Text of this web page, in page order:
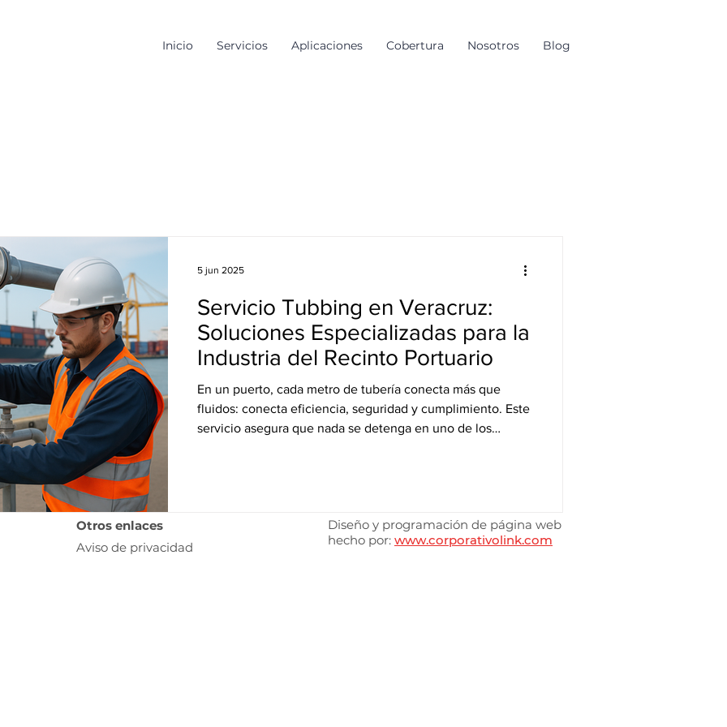
Inicio Servicios Aplicaciones Cobertura Nosotros Blog
Servicio Tubbing en Veracruz:
Soluciones Especializadas para la
Industria del Recinto Portuario
En un puerto, cada metro de tubería conecta más que
fluidos: conecta eficiencia, seguridad y cumplimiento. Este
servicio asegura que nada se detenga en uno de los
5 jun 2025
Otros enlaces
Aviso de privacidad
Diseño y programación de página web
hecho por: www.corporativolink.com